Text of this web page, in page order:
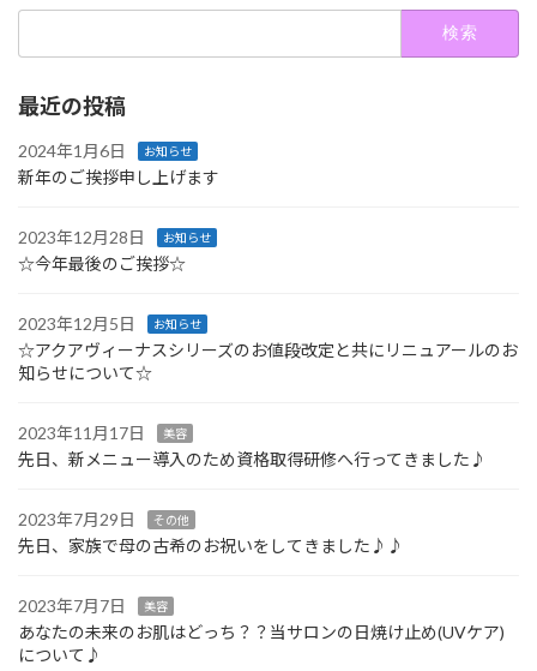
最近の投稿
2024年1月6日 お知らせ
新年のご挨拶申し上げます
2023年12月28日 お知らせ
☆今年最後のご挨拶☆
2023年12月5日 お知らせ
☆アクアヴィーナスシリーズのお値段改定と共にリニュアールのお
知らせについて☆
2023年11月17日 美容
先日、新メニュー導入のため資格取得研修へ行ってきました♪
2023年7月29日 その他
先日、家族で母の古希のお祝いをしてきました♪♪
2023年7月7日 美容
あなたの未来のお肌はどっち？？当サロンの日焼け止め(UVケア)
について♪